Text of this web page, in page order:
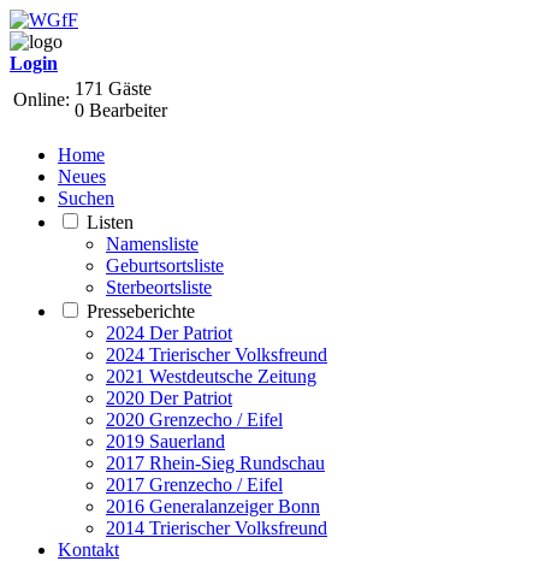
Login
Online:
171 Gäste
0 Bearbeiter
Home
Neues
Suchen
Listen
Namensliste
Geburtsortsliste
Sterbeortsliste
Presseberichte
2024 Der Patriot
2024 Trierischer Volksfreund
2021 Westdeutsche Zeitung
2020 Der Patriot
2020 Grenzecho / Eifel
2019 Sauerland
2017 Rhein-Sieg Rundschau
2017 Grenzecho / Eifel
2016 Generalanzeiger Bonn
2014 Trierischer Volksfreund
Kontakt